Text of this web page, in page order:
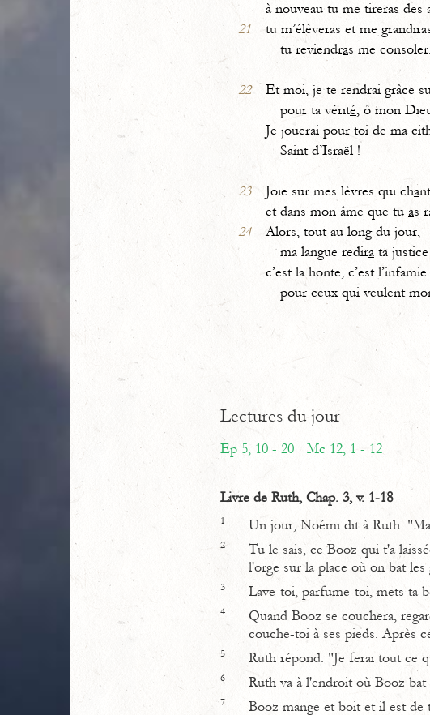
à nouveau tu me tireras des
21
tu m’élèveras et me
tu reviendras me consoler.
22
Et moi, je te rendrai grâce
pour ta vérité, ô mon
Je jouerai pour toi de ma
Saint d’Israël !
23 Joie sur mes lèvres qui cha
et dans mon âme que tu as
24
Alors, tout au long du jour,
ma langue redirata
c’est la honte, c’est l’infamie
pour ceux qui veulent
Lectures du jour
Ep 5, 10 - 20 Mc 12, 1 - 12
Livre de Ruth, Chap. 3, v. 1-18
1 Un jour, Noémi dit à Ruth:
2
Tu le sais, ce Booz qui t'a
l'orge sur la place où on bat les
3 Lave-toi, parfume-toi, mets ta
4
Quand Booz se couchera,
couche-toi à ses pieds. Après
5 Ruth répond: "Je ferai tout ce
6 Ruth va à l'endroit où Booz
7
Booz mange et boit et il est